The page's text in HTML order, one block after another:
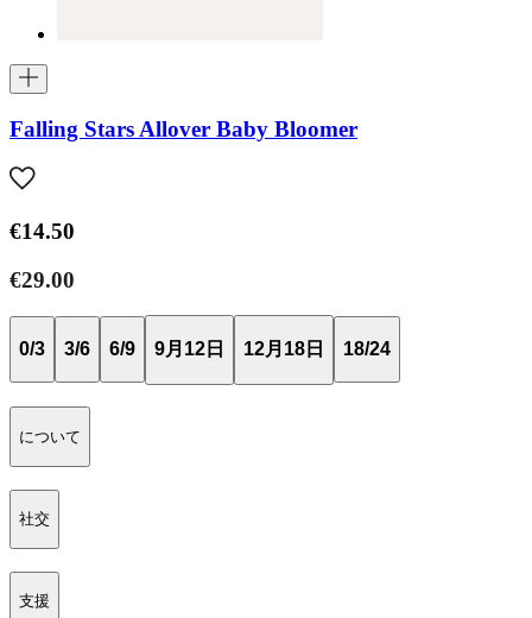
Falling Stars Allover Baby Bloomer
€14.50
€29.00
0/3 3/6 6/9 9月12日 12月18日 18/24
について
社交
支援